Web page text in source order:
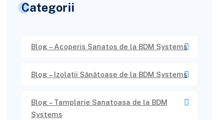
Categorii
Blog – Acoperis Sanatos de la BDM Systems
Blog – Izolații Sănătoase de la BDM Systems
Blog – Tamplarie Sanatoasa de la BDM
Systems